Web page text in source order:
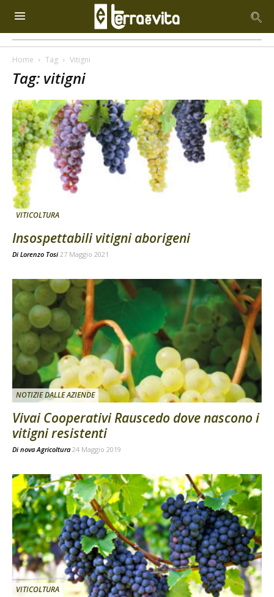
Home Tag Vitigni
Tag: vitigni
VITICOLTURA
Insospettabili vitigni aborigeni
Di Lorenzo Tosi 27 Maggio 2021
NOTIZIE DALLE AZIENDE
Vivai Cooperativi Rauscedo dove nascono i
vitigni resistenti
Di nova Agricoltura 24 Maggio 2019
VITICOLTURA